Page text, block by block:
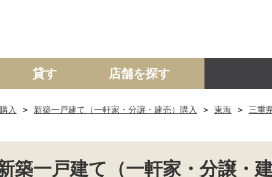
マンション 土地 事業投資用
貸す 店舗を探す
入 新築一戸建て（一軒家・分譲・建売）購入 東海
三重
築一戸建て（一軒家・分譲・